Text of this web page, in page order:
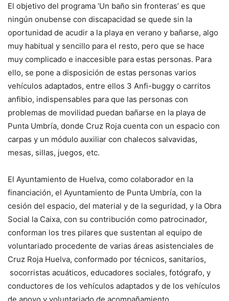
El objetivo del programa ‘Un baño sin fronteras’ es que
ningún onubense con discapacidad se quede sin la
oportunidad de acudir a la playa en verano y bañarse, algo
muy habitual y sencillo para el resto, pero que se hace
muy complicado e inaccesible para estas personas. Para
ello, se pone a disposición de estas personas varios
vehículos adaptados, entre ellos 3 Anfi-buggy o carritos
anfibio, indispensables para que las personas con
problemas de movilidad puedan bañarse en la playa de
Punta Umbría, donde Cruz Roja cuenta con un espacio con
carpas y un módulo auxiliar con chalecos salvavidas,
mesas, sillas, juegos, etc.
El Ayuntamiento de Huelva, como colaborador en la
financiación, el Ayuntamiento de Punta Umbría, con la
cesión del espacio, del material y de la seguridad, y la Obra
Social la Caixa, con su contribución como patrocinador,
conforman los tres pilares que sustentan al equipo de
voluntariado procedente de varias áreas asistenciales de
Cruz Roja Huelva, conformado por técnicos, sanitarios,
socorristas acuáticos, educadores sociales, fotógrafo, y
conductores de los vehículos adaptados y de los vehículos